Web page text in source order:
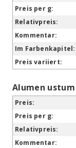
Alumen